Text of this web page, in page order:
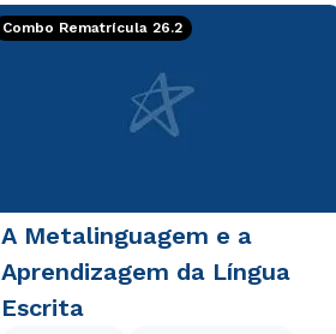
Combo Rematrícula 26.2
A Metalinguagem e a
Aprendizagem da Língua
Escrita
Estou de acordo com a
autorizo que meus
envio de conteúdos da
Estou de acordo com a
autorizo que meus
envio de conteúdos da